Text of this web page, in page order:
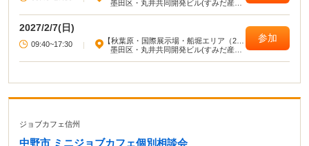
区東部）】
墨田区・丸井共同開発ビル(すみだ産業
2027/2/7(日)
09:40~17:30
【秋葉原・国際展示場・船堀エリア（23
区東部）】
墨田区・丸井共同開発ビル(すみだ産業
参加
ジョブカフェ信州
中野市 ミニジョブカフェ個別相談会